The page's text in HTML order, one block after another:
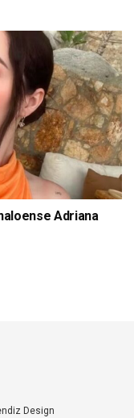
Adriana
Design